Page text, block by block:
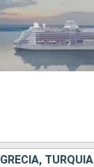
GRÉCIA, TURQUIA